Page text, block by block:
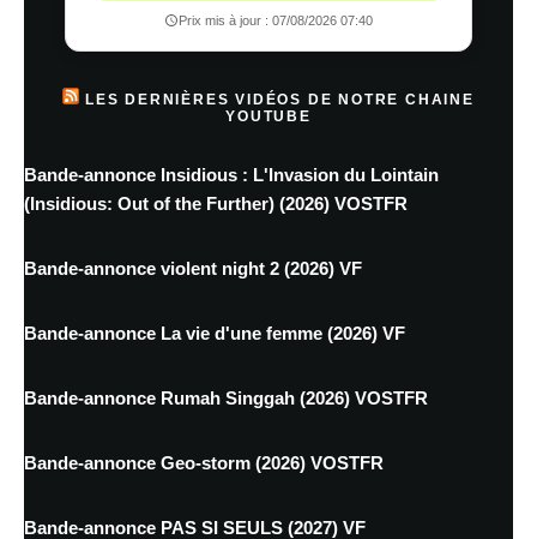
Prix mis à jour : 07/08/2026 07:40
LES DERNIÈRES VIDÉOS DE NOTRE CHAINE
YOUTUBE
Bande-annonce Insidious : L'Invasion du Lointain
(Insidious: Out of the Further) (2026) VOSTFR
Bande-annonce violent night 2 (2026) VF
Bande-annonce La vie d'une femme (2026) VF
Bande-annonce Rumah Singgah (2026) VOSTFR
Bande-annonce Geo-storm (2026) VOSTFR
Bande-annonce PAS SI SEULS (2027) VF